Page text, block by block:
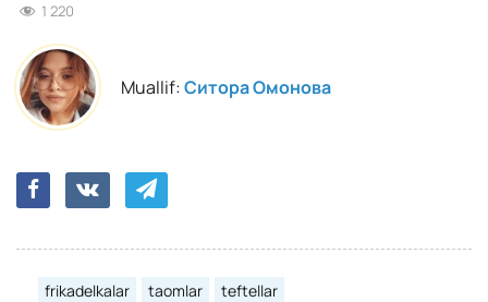
1 220
Muallif:Ситора Омонова
frikadelkalar taomlar teftellar